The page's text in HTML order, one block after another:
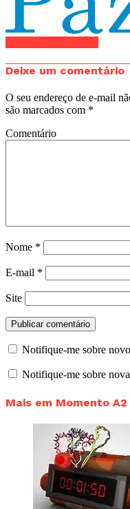
Deixe um comentário
O seu endereço de e-mail
são marcados com *
Comentário
Nome *
E-mail *
Site
Notifique-me sobre
Notifique-me sobre
Mais em Momento A2